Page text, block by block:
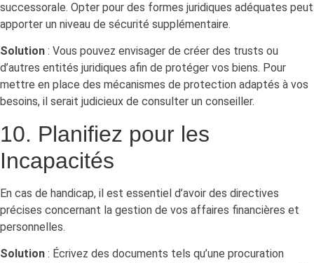
successorale. Opter pour des formes juridiques adéquates peut
apporter un niveau de sécurité supplémentaire.
Solution : Vous pouvez envisager de créer des trusts ou
d’autres entités juridiques afin de protéger vos biens. Pour
mettre en place des mécanismes de protection adaptés à vos
besoins, il serait judicieux de consulter un conseiller.
10. Planifiez pour les
Incapacités
En cas de handicap, il est essentiel d’avoir des directives
précises concernant la gestion de vos affaires financières et
personnelles.
Solution : Écrivez des documents tels qu’une procuration